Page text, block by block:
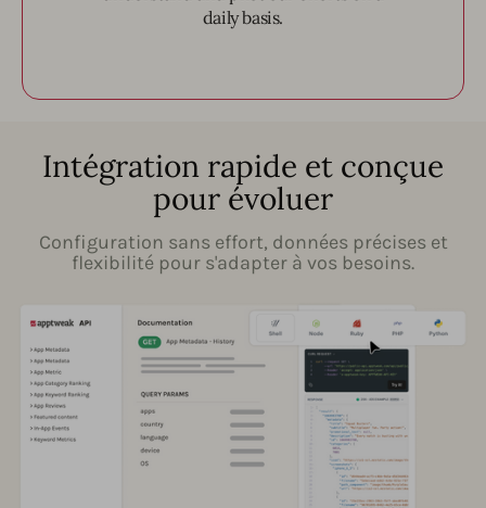
daily basis.
Intégration rapide et conçue
pour évoluer
Configuration sans effort, données précises et
flexibilité pour s'adapter à vos besoins.